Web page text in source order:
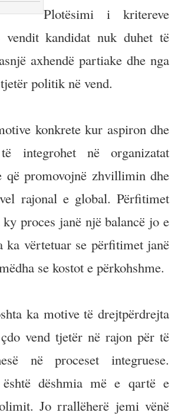
Plotësimi i kritereve
vendit kandidat nuk duhet të
axhendë partiake dhe nga
politik në vend.
konkrete kur aspiron dhe
integrohet në organizatat
që promovojnë zhvillimin dhe
rajonal e global. Përfitimet
proces janë një balancë jo e
ka vërtetuar se përfitimet janë
se kostot e përkohshme.
ka motive të drejtpërdrejta
vend tjetër në rajon për të
në proceset integruese.
dëshmia më e qartë e
Jo rrallëherë jemi vënë